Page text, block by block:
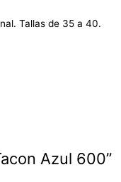
Tallas de 35 a 40.
Azul 600”